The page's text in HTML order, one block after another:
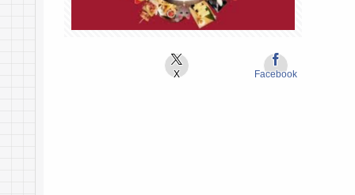
X Facebook